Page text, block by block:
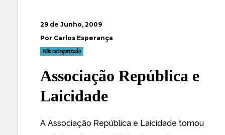
29 de Junho, 2009
Por Carlos Esperança
Não categorizado
Associação República e
Laicidade
A Associação República e Laicidade tomou